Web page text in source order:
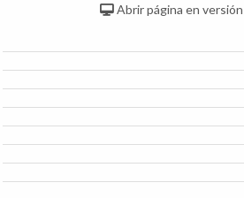
Abrir página en